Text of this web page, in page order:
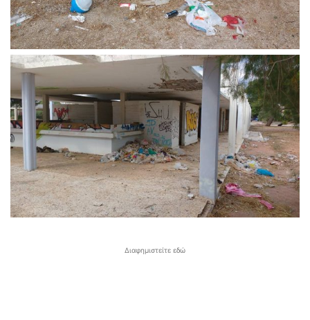
Διαφημιστείτε εδώ